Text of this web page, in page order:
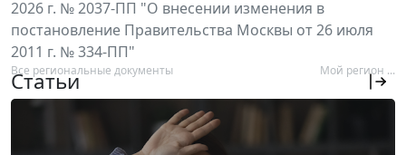
2026 г. № 2037-ПП "О внесении изменения в
постановление Правительства Москвы от 26 июля
2011 г. № 334-ПП"
Все региональные документы Мой регион ...
Статьи